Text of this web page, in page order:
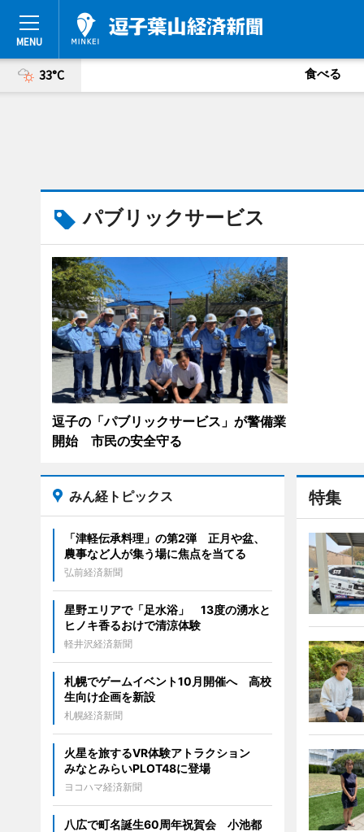
33°C 食べる
パブリックサービス
逗子の「パブリックサービス」が警備業
開始 市民の安全守る
特集
みん経トピックス
「津軽伝承料理」の第2弾 正月や盆、
農事など人が集う場に焦点を当てる
弘前経済新聞
星野エリアで「足水浴」 13度の湧水と
ヒノキ香るおけで清涼体験
軽井沢経済新聞
札幌でゲームイベント10月開催へ 高校
生向け企画を新設
札幌経済新聞
火星を旅するVR体験アトラクション
みなとみらいPLOT48に登場
ヨコハマ経済新聞
八広で町名誕生60周年祝賀会 小池都